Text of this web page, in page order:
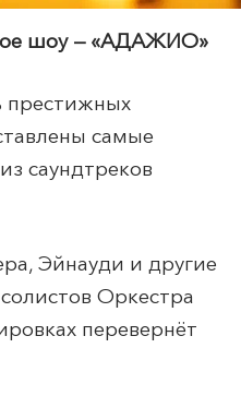
шоу — «АДАЖИО»
престижных
самые
саундтреков
Эйнауди и другие
Оркестра
перевернёт